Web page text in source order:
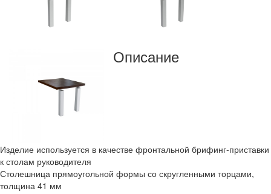
Описание
Изделие используется в качестве фронтальной брифинг-приставки
к столам руководителя
Столешница прямоугольной формы со скругленными торцами,
толщина 41 мм